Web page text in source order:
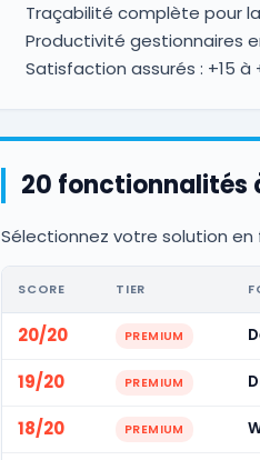
Traçabilité complète pour
Productivité gestionnaires
Satisfaction assurés : +15
20 fonctionnalités
Sélectionnez votre solution
SCORE TIER
20/20 PREMIUM
19/20 PREMIUM
18/20 PREMIUM